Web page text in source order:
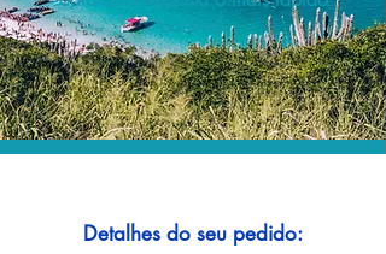
possível.
Detalhes do seu pedido: